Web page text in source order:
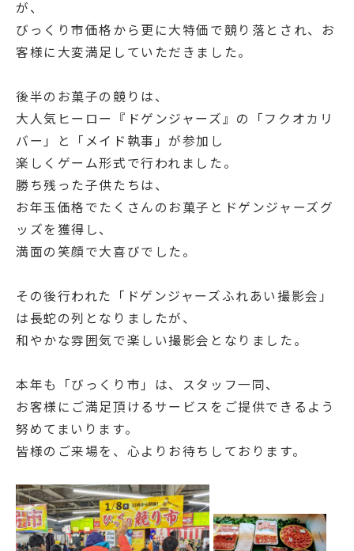
が、
びっくり市価格から更に大特価で競り落とされ、お
客様に大変満足していただきました。
後半のお菓子の競りは、
大人気ヒーロー『ドゲンジャーズ』の「フクオカリ
バー」と「メイド執事」が参加し
楽しくゲーム形式で行われました。
勝ち残った子供たちは、
お年玉価格でたくさんのお菓子とドゲンジャーズグ
ッズを獲得し、
満面の笑顔で大喜びでした。
その後行われた「ドゲンジャーズふれあい撮影会」
は長蛇の列となりましたが、
和やかな雰囲気で楽しい撮影会となりました。
本年も「びっくり市」は、スタッフ一同、
お客様にご満足頂けるサービスをご提供できるよう
努めてまいります。
皆様のご来場を、心よりお待ちしております。